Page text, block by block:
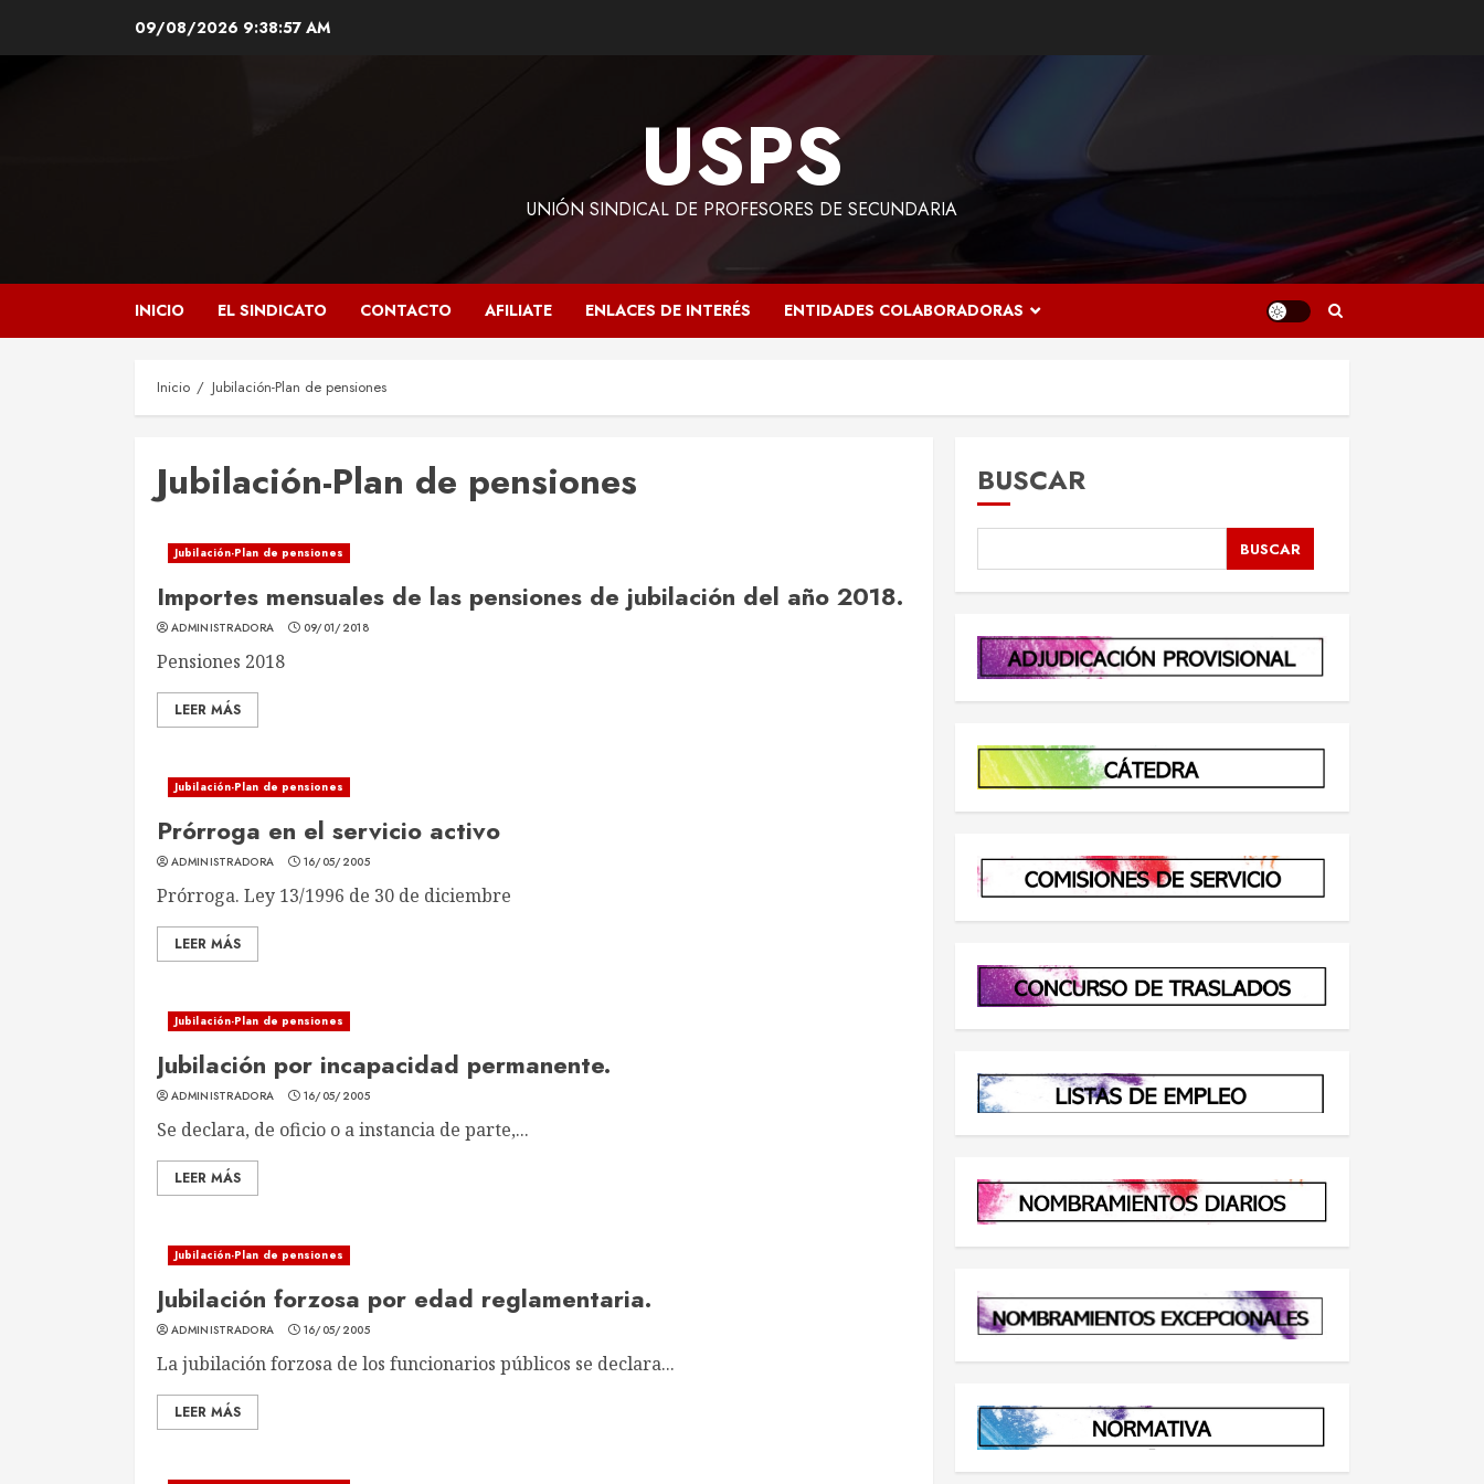
09/08/2026 9:38:57 AM
USPS
UNIÓN SINDICAL DE PROFESORES DE SECUNDARIA
INICIO EL SINDICATO CONTACTO AFILIATE ENLACES DE INTERÉS ENTIDADES COLABORADORAS
Inicio Jubilación-Plan de pensiones
Jubilación-Plan de pensiones
Jubilación-Plan de pensiones
Importes mensuales de las pensiones de jubilación del año 2018.
ADMINISTRADORA 09/01/2018
Pensiones 2018
LEER MÁS
Jubilación-Plan de pensiones
Prórroga en el servicio activo
ADMINISTRADORA 16/05/2005
Prórroga. Ley 13/1996 de 30 de diciembre
LEER MÁS
Jubilación-Plan de pensiones
Jubilación por incapacidad permanente.
ADMINISTRADORA 16/05/2005
Se declara, de oficio o a instancia de parte,...
LEER MÁS
Jubilación-Plan de pensiones
Jubilación forzosa por edad reglamentaria.
ADMINISTRADORA 16/05/2005
La jubilación forzosa de los funcionarios públicos se declara...
LEER MÁS
BUSCAR
BUSCAR